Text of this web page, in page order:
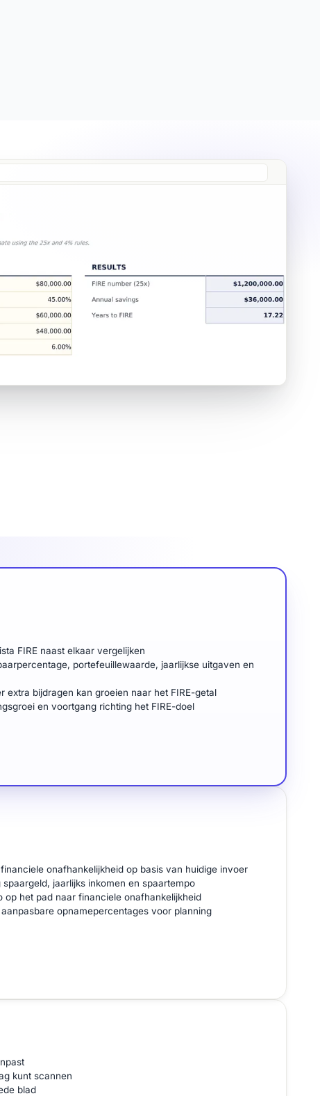
kunt scannen
blad
onafhankelijkheid op basis van huidige invoer
jaarlijks inkomen en spaartempo
het pad naar financiele onafhankelijkheid
opnamepercentages voor planning
FIRE naast elkaar vergelijken
portefeuillewaarde, jaarlijkse uitgaven en
extra bijdragen kan groeien naar het FIRE-getal
en voortgang richting het FIRE-doel